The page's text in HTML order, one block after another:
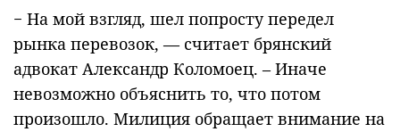
− На мой взгляд, шел попросту передел
рынка перевозок, — считает брянский
адвокат Александр Коломоец. – Иначе
невозможно объяснить то, что потом
произошло. Милиция обращает внимание на